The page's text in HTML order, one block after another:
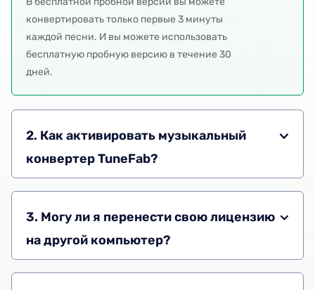
конвертировать только первые 3 минуты
каждой песни. И вы можете использовать
бесплатную пробную версию в течение 30
дней.
2. Как активировать музыкальный
конвертер TuneFab?
3. Могу ли я перенести свою лицензию
на другой компьютер?